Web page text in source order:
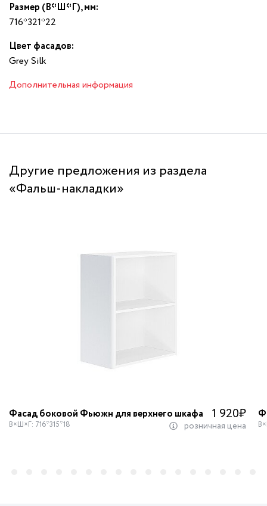
Размер (В*Ш*Г), мм:
716*321*22
Цвет фасадов:
Grey Silk
Дополнительная информация
Другие предложения из раздела
«Фальш-накладки»
Фасад боковой Фьюжн для верхнего шкафа 1 920₽
В×Ш×Г: 716*315*18 розничная цена